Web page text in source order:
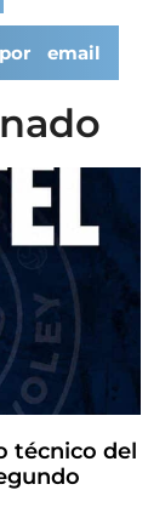
email
técnico del